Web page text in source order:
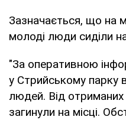
Зазначається, що на
молоді люди сиділи
"За оперативною
у Стрийському парку
людей. Від отриманих
загинули на місці.